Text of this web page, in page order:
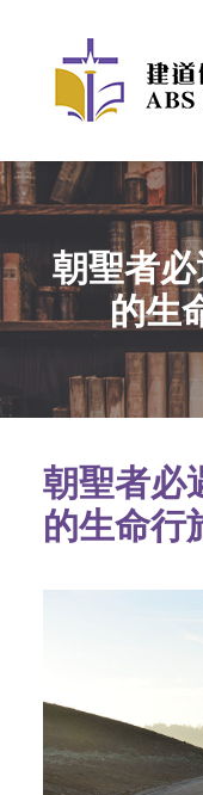
朝聖者
的生
朝聖者必
的生命行